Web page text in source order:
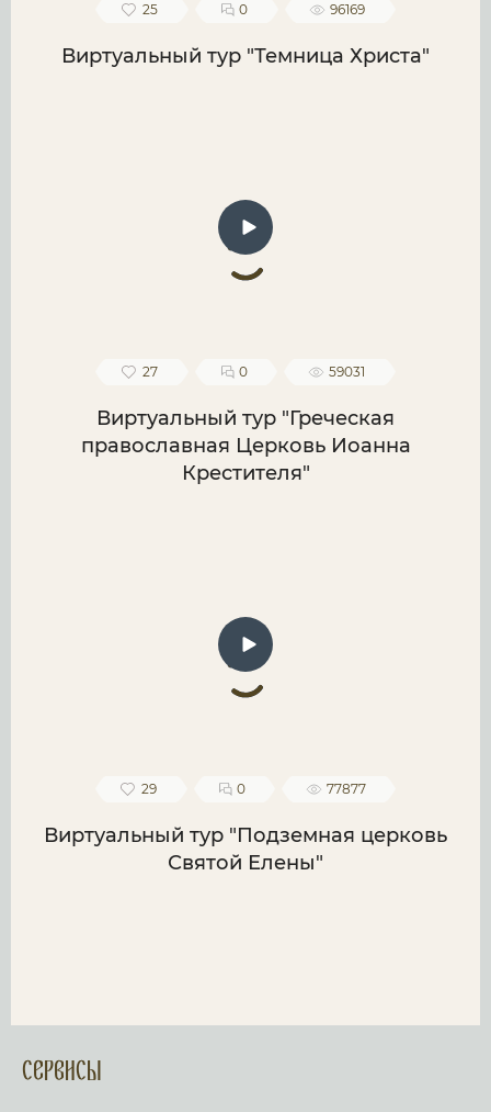
25 0 96169
Виртуальный тур "Темница Христа"
27 0 59031
Виртуальный тур "Греческая
православная Церковь Иоанна
Крестителя"
29 0 77877
Виртуальный тур "Подземная церковь
Святой Елены"
Сервисы